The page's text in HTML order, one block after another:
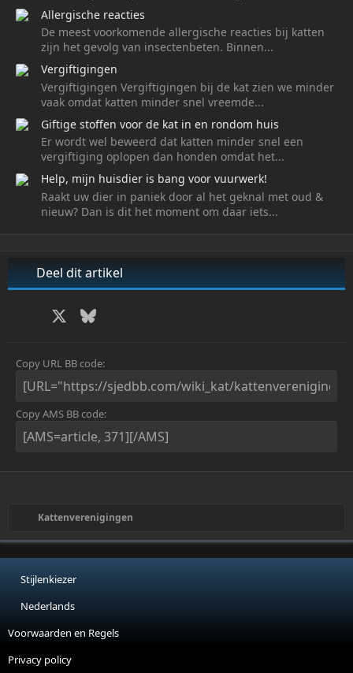
Allergische reacties
De meest voorkomende allergische reacties bij katten
zijn het gevolg van insectenbeten. Binnen...
Vergiftigingen
Vergiftigingen Vergiftigingen bij de kat zien we minder
vaak omdat katten minder snel vreemde...
Giftige stoffen voor de kat in en rondom huis
Er wordt wel beweerd dat katten minder snel een
vergiftiging oplopen dan honden omdat het...
Help, mijn huisdier is bang voor vuurwerk!
Raakt uw dier in paniek door al het geknal met oud &
nieuw? Dan is dit het moment om daar iets...
Deel dit artikel
Facebook Bluesky
Copy URL BB code
Copy AMS BB code
Kattenverenigingen
Stijlenkiezer
Nederlands
Voorwaarden en Regels
Privacy policy